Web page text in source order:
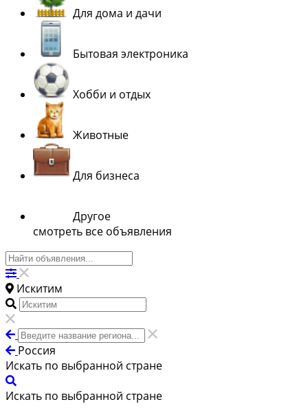
Для дома и дачи
Бытовая электроника
Хобби и отдых
Животные
Для бизнеса
Другое
смотреть все объявления
Искитим
Россия
Искать по выбранной стране
Искать по выбранной стране